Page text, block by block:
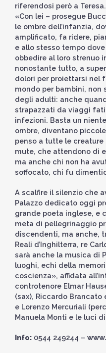
riferendosi però a
«Con lei – prosegue
le ombre dell’infanzia,
amplificato, fa ridere,
e allo stesso tempo
obbedire al loro strenuo
nonostante tutto, a
dolori per proiettarsi nel
mondo per bambini, non
degli adulti: anche
strapazzati da viaggi
infezioni. Basta un
ombre, diventano
penso a tutte le
mute, che attendono di
ma anche chi non ha
soffocato, chi fu
A scalfire il silenzio che
Palazzo dedicato oggi
grande poeta inglese, e
meta di pellegrinaggio
discendenti, ma anche,
Reali d’Inghilterra, re
sarà anche la musica di
luoghi, echi della
coscienza», affidata
controtenore Elmar
(sax), Riccardo
e Lorenzo Mercuriali
Manuela Monti e le luci
Info: 0544 249244 –